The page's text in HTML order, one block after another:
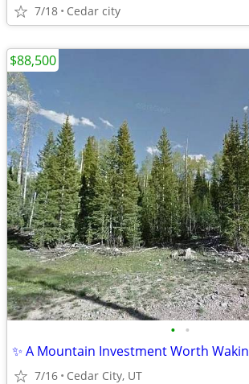
7/18 Cedar city
• •
✨ A Mountain Investment Worth
7/16 Cedar City, UT
$88,500